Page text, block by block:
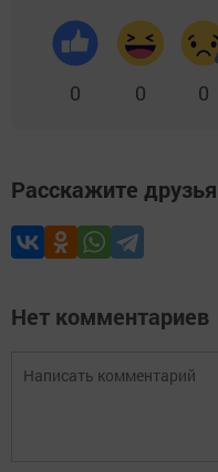
0 0 0
Расскажите
Нет комментариев